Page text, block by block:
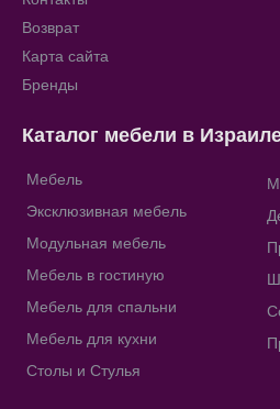
Возврат
Карта сайта
Бренды
Каталог мебели в
Мебель
Эксклюзивная мебель
Модульная мебель
Мебель в гостиную
Мебель для спальни
Мебель для кухни
Столы и Стулья